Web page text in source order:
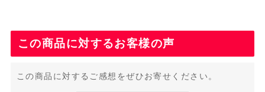
この商品に対するお客様の声
この商品に対するご感想をぜひお寄せください。